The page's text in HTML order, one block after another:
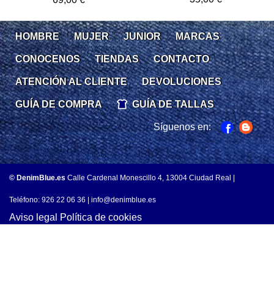
HOMBRE MUJER JUNIOR MARCAS
CONOCENOS TIENDAS CONTACTO
ATENCIÓN AL CLIENTE DEVOLUCIONES
GUÍA DE COMPRA GUÍA DE TALLAS
Síguenos en:
© DenimBlue.es Calle Cardenal Monescillo 4, 13004 Ciudad Real |
Teléfono: 926 22 06 36 | info@denimblue.es
Aviso legal Política de cookies